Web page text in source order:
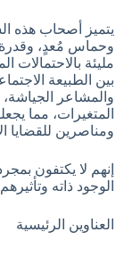
يتميز أصحاب هذه
وحماس مُعدٍ، وقدرة
بين الطبيعة
والمشاعر
المتغيرات، مما
ومناصرين للقضايا
إنهم لا يكتفون
الوجود ذاته
العناوين الرئيسية